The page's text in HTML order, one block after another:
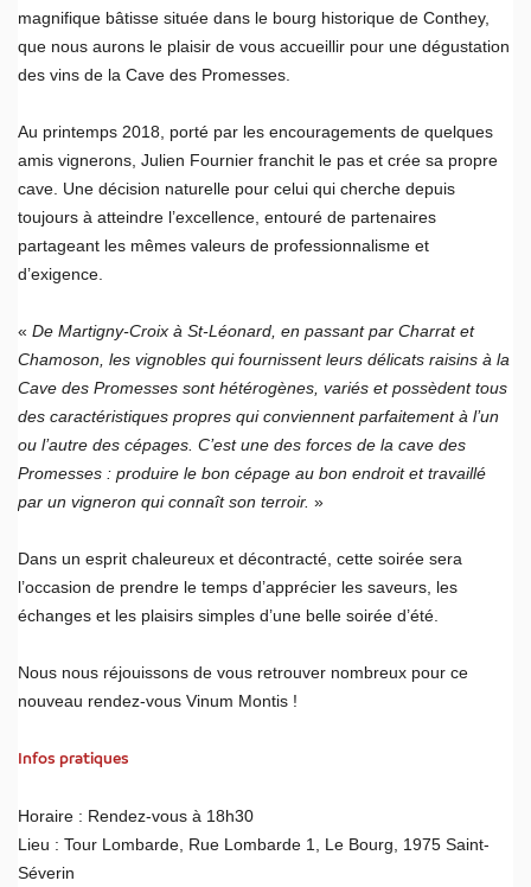
magnifique bâtisse située dans le bourg historique de Conthey,
que nous aurons le plaisir de vous accueillir pour une dégustation
des vins de la Cave des Promesses.
Au printemps 2018, porté par les encouragements de quelques
amis vignerons, Julien Fournier franchit le pas et crée sa propre
cave. Une décision naturelle pour celui qui cherche depuis
toujours à atteindre l’excellence, entouré de partenaires
partageant les mêmes valeurs de professionnalisme et
d’exigence.
« De Martigny-Croix à St-Léonard, en passant par Charrat et
Chamoson, les vignobles qui fournissent leurs délicats raisins à la
Cave des Promesses sont hétérogènes, variés et possèdent tous
des caractéristiques propres qui conviennent parfaitement à l’un
ou l’autre des cépages. C’est une des forces de la cave des
Promesses : produire le bon cépage au bon endroit et travaillé
par un vigneron qui connaît son terroir. »
Dans un esprit chaleureux et décontracté, cette soirée sera
l’occasion de prendre le temps d’apprécier les saveurs, les
échanges et les plaisirs simples d’une belle soirée d’été.
Nous nous réjouissons de vous retrouver nombreux pour ce
nouveau rendez-vous Vinum Montis !
Infos pratiques
Horaire : Rendez-vous à 18h30
Lieu : Tour Lombarde, Rue Lombarde 1, Le Bourg, 1975 Saint-
Séverin